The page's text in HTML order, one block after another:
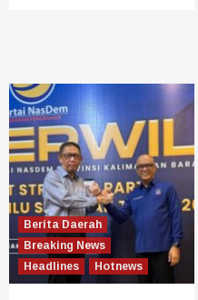
Berita Daerah
Breaking News
Headlines
Hotnews